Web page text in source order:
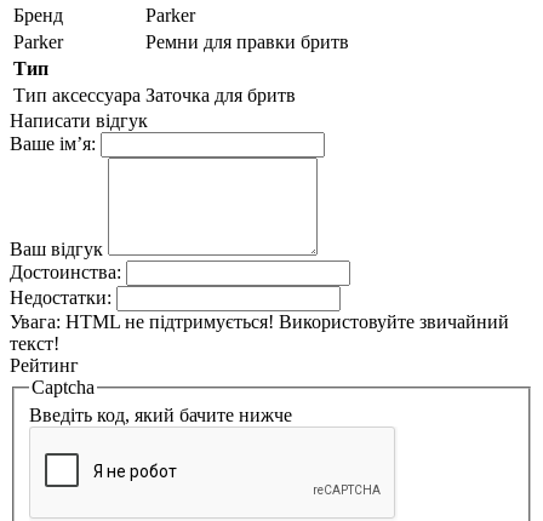
Бренд
Parker
Parker
Ремни для правки бритв
Тип
Тип аксессуара Заточка для бритв
Написати відгук
Ваше ім’я:
Ваш відгук
Достоинства:
Недостатки:
Увага: HTML не підтримується! Використовуйте звичайний
текст!
Рейтинг
Captcha
Введіть код, який бачите нижче